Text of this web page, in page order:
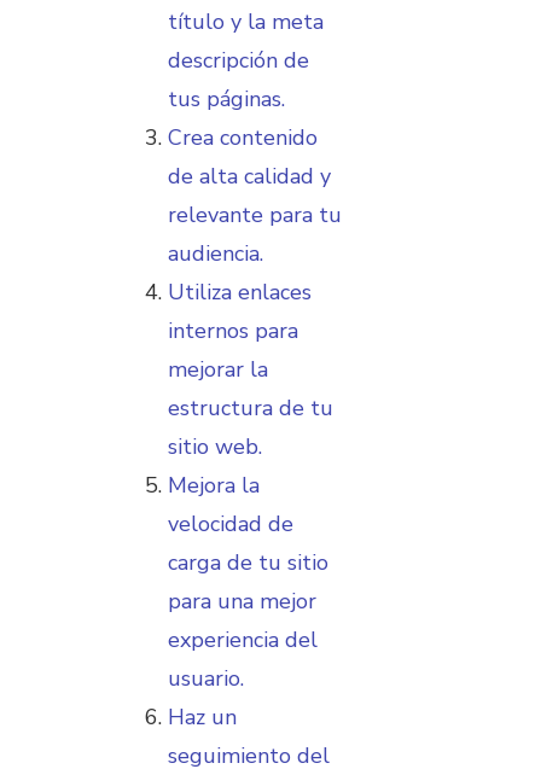
título y la meta
descripción de
tus páginas.
Crea contenido
de alta calidad y
relevante para tu
audiencia.
Utiliza enlaces
internos para
mejorar la
estructura de tu
sitio web.
Mejora la
velocidad de
carga de tu sitio
para una mejor
experiencia del
usuario.
Haz un
seguimiento del